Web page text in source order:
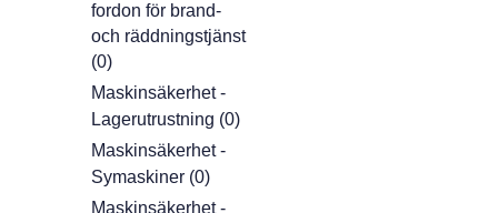
fordon för brand-
och räddningstjänst
(0)
Maskinsäkerhet -
Lagerutrustning (0)
Maskinsäkerhet -
Symaskiner (0)
Maskinsäkerhet -